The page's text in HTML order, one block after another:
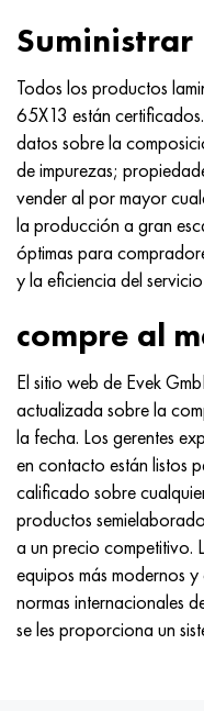
Suministrar
Todos los productos
65X13 están
datos sobre la
de impurezas;
vender al por mayor
la producción a gran
óptimas para
y la eficiencia del
compre al
El sitio web de Evek
actualizada sobre la
la fecha. Los gerentes
en contacto están listos
calificado sobre
productos
a un precio competitivo.
equipos más modernos
normas internacionales
se les proporciona un